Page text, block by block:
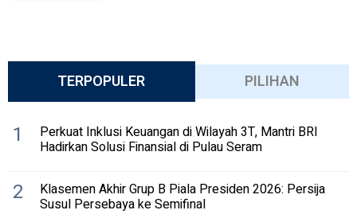
TERPOPULER PILIHAN
1 Perkuat Inklusi Keuangan di Wilayah 3T, Mantri BRI
Hadirkan Solusi Finansial di Pulau Seram
2 Klasemen Akhir Grup B Piala Presiden 2026: Persija
Susul Persebaya ke Semifinal